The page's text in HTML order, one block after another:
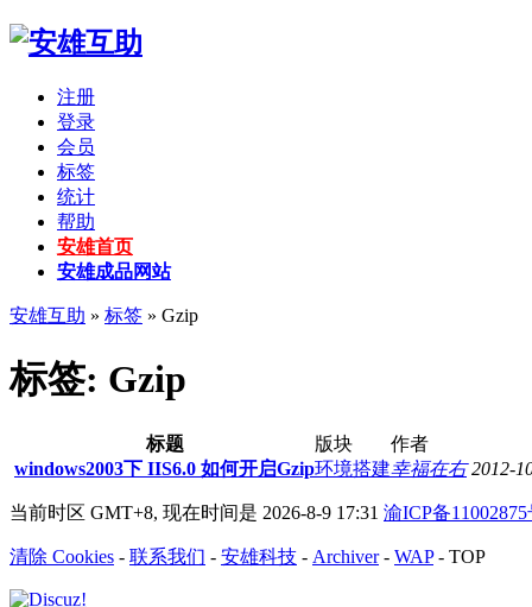
注册
登录
会员
标签
统计
帮助
安雄首页
安雄成品网站
安雄互助 » 标签 » Gzip
标签: Gzip
标题 版块
作者
windows2003下 IIS6.0 如何开启Gzip环境搭建幸福在右 2012-
当前时区 GMT+8, 现在时间是 2026-8-9 17:31 渝ICP备11002875
清除 Cookies - 联系我们 - 安雄科技 - Archiver- WAP- TOP